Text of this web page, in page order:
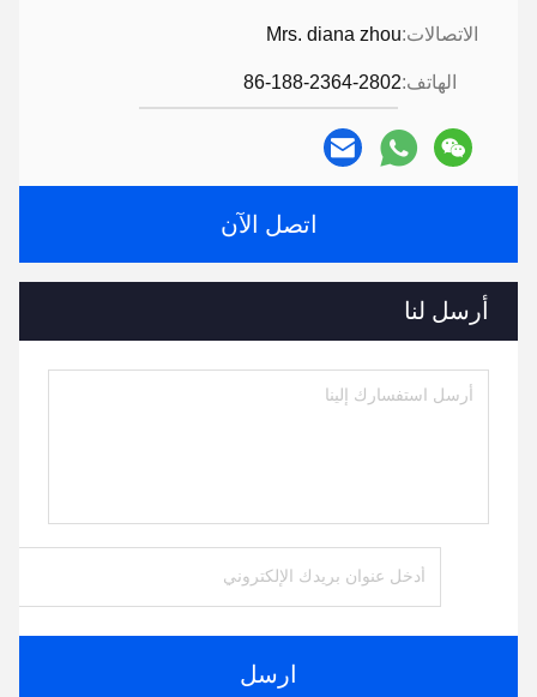
الاتصالات:Mrs. diana zhou
الهاتف:86-188-2364-2802
اتصل الآن
أرسل لنا
ارسل